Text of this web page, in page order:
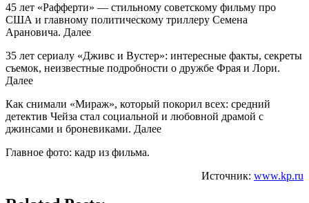
45 лет «Рафферти» — стильному советскому фильму про
США и главному политическому триллеру Семена
Арановича. Далее
35 лет сериалу «Дживс и Вустер»: интересные факты, секреты
съемок, неизвестные подробности о дружбе Фрая и Лори.
Далее
Как снимали «Мираж», который покорил всех: средний
детектив Чейза стал социальной и любовной драмой с
джинсами и броневиками. Далее
Главное фото: кадр из фильма.
Источник: www.kp.ru